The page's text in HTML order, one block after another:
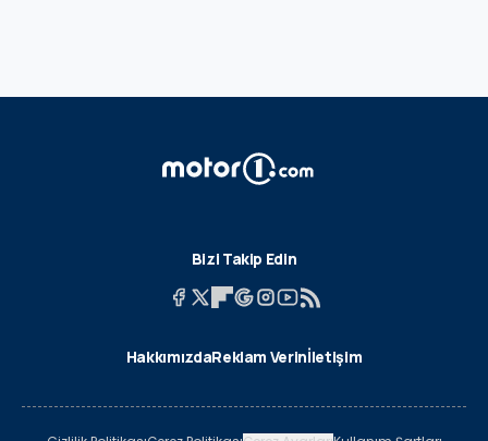
Bizi Takip Edin
HakkımızdaReklam Verinİletişim